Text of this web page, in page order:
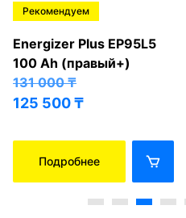
Рекомендуем
Energizer Plus EP95L5
100 Ah (правый+)
131 000₸
125 500₸
Подробнее